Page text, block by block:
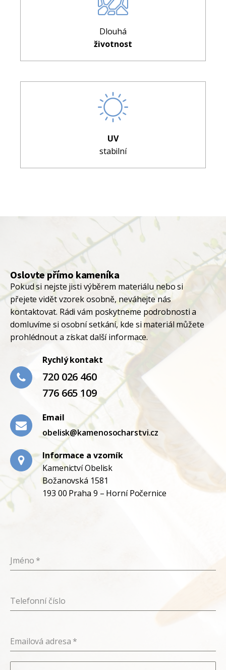
Dlouhá
životnost
UV
stabilní
Oslovte přímo kameníka
Pokud si nejste jisti výběrem materiálu nebo si
přejete vidět vzorek osobně, neváhejte nás
kontaktovat. Rádi vám poskytneme podrobnosti a
domluvíme si osobní setkání, kde si materiál můžete
prohlédnout a získat další informace.
Rychlý kontakt
720 026 460
776 665 109
Email
obelisk@kamenosocharstvi.cz
Informace a vzorník
Kamenictví Obelisk
Božanovská 1581
193 00 Praha 9 – Horní Počernice
Jméno *
Telefonní číslo
Emailová adresa *